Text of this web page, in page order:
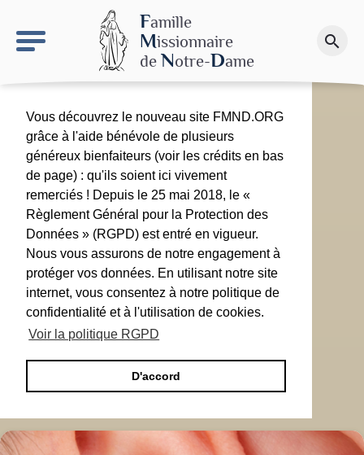
Famille
Missionnaire
de Notre-Dame
search
Faire un don
Vous découvrez le nouveau site FMND.ORG
grâce à l'aide bénévole de plusieurs
généreux bienfaiteurs (voir les crédits en bas
de page) : qu'ils soient ici vivement
remerciés ! Depuis le 25 mai 2018, le «
Règlement Général pour la Protection des
Données » (RGPD) est entré en vigueur.
Nous vous assurons de notre engagement à
protéger vos données. En utilisant notre site
internet, vous consentez à notre politique de
confidentialité et à l'utilisation de cookies.
Voir la politique RGPD
D'accord